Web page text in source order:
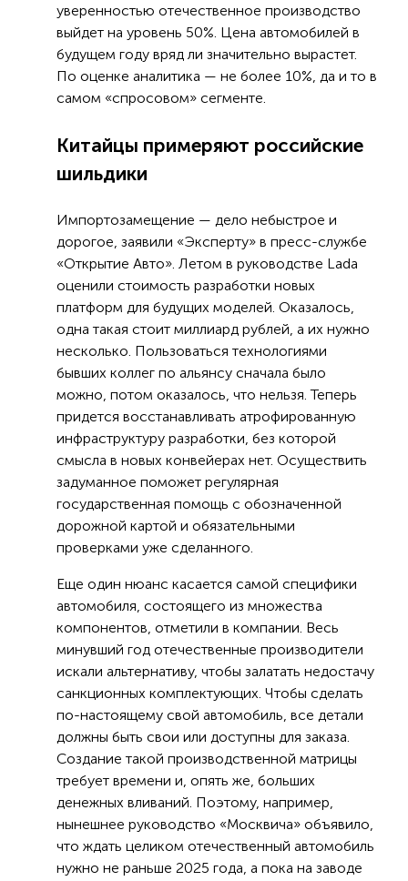
уверенностью отечественное производство
выйдет на уровень 50%. Цена автомобилей в
будущем году вряд ли значительно вырастет.
По оценке аналитика — не более 10%, да и то в
самом «спросовом» сегменте.
Китайцы примеряют российские
шильдики
Импортозамещение — дело небыстрое и
дорогое, заявили «Эксперту» в пресс-службе
«Открытие Авто». Летом в руководстве Lada
оценили стоимость разработки новых
платформ для будущих моделей. Оказалось,
одна такая стоит миллиард рублей, а их нужно
несколько. Пользоваться технологиями
бывших коллег по альянсу сначала было
можно, потом оказалось, что нельзя. Теперь
придется восстанавливать атрофированную
инфраструктуру разработки, без которой
смысла в новых конвейерах нет. Осуществить
задуманное поможет регулярная
государственная помощь с обозначенной
дорожной картой и обязательными
проверками уже сделанного.
Еще один нюанс касается самой специфики
автомобиля, состоящего из множества
компонентов, отметили в компании. Весь
минувший год отечественные производители
искали альтернативу, чтобы залатать недостачу
санкционных комплектующих. Чтобы сделать
по-настоящему свой автомобиль, все детали
должны быть свои или доступны для заказа.
Создание такой производственной матрицы
требует времени и, опять же, больших
денежных вливаний. Поэтому, например,
нынешнее руководство «Москвича» объявило,
что ждать целиком отечественный автомобиль
нужно не раньше 2025 года, а пока на заводе